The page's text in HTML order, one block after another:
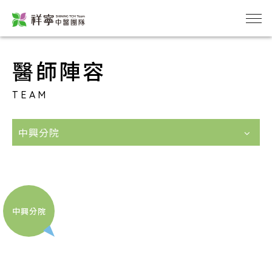
醫師陣容
TEAM
中興分院
中興分院